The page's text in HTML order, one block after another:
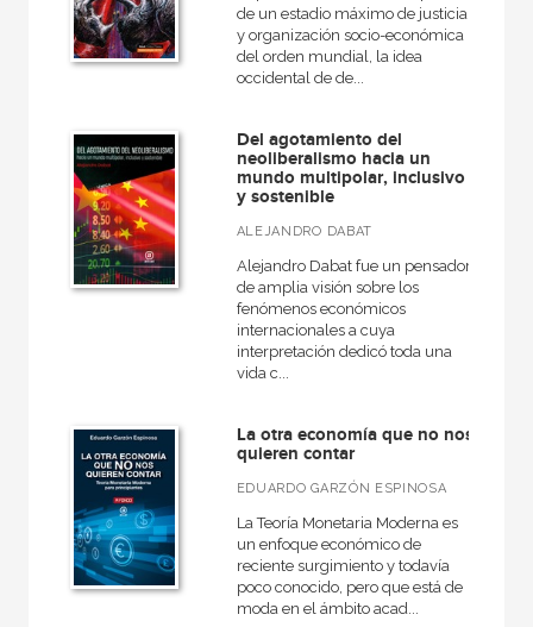
de un estadio máximo de justicia
y organización socio-económica
del orden mundial, la idea
occidental de de...
Del agotamiento del
neoliberalismo hacia un
mundo multipolar, inclusivo
y sostenible
ALEJANDRO DABAT
Alejandro Dabat fue un pensador
de amplia visión sobre los
fenómenos económicos
internacionales a cuya
interpretación dedicó toda una
vida c...
La otra economía que no nos
quieren contar
EDUARDO GARZÓN ESPINOSA
La Teoría Monetaria Moderna es
un enfoque económico de
reciente surgimiento y todavía
poco conocido, pero que está de
moda en el ámbito acad...